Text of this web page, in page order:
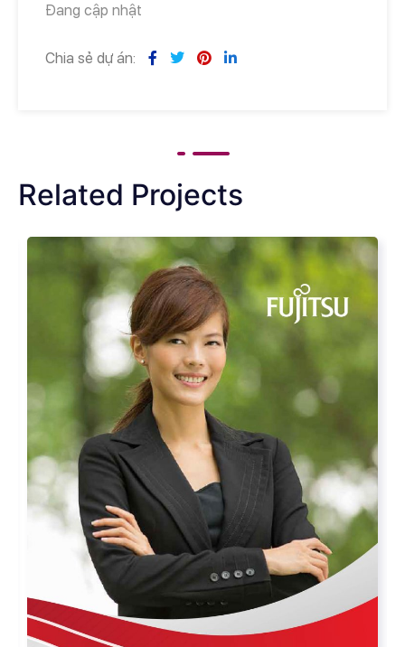
Đang cập nhật
Chia sẻ dự án:
Related Projects
FUJITSU | JAIMS SCHOLARSHIP
RECRUITMENT
Xem chi tiết
Tải xuống